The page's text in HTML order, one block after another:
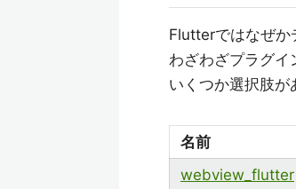
Flutterではなぜか
わざわざプラグイ
いくつか選択肢が
名前
webview_flutter